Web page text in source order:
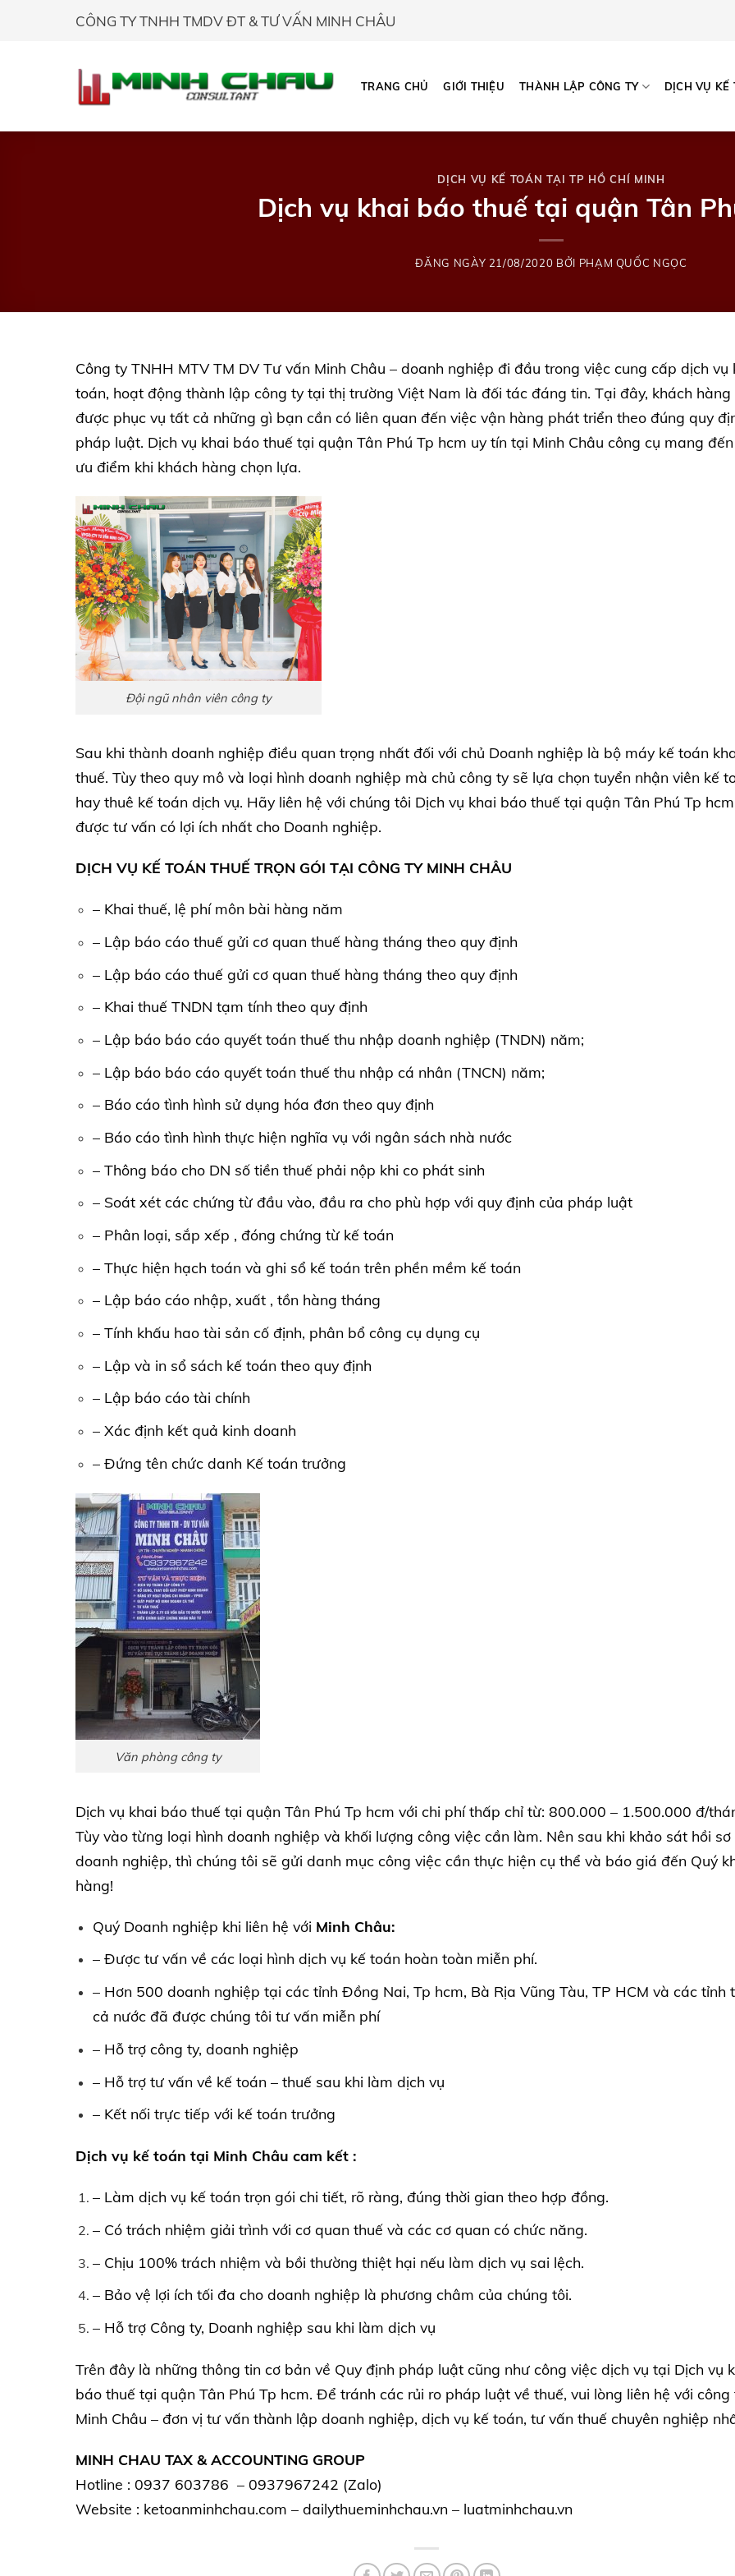
CÔNG TY TNHH TMDV ĐT & TƯ VẤN MINH CHÂU
TRANG CHỦ GIỚI THIỆU THÀNH LẬP CÔNG TY DỊCH VỤ KẾ
DỊCH VỤ KẾ TOÁN TẠI TP HỒ CHÍ MINH
Dịch vụ khai báo thuế tại quận Tân
ĐĂNG NGÀY 21/08/2020 BỞI PHẠM QUỐC NGỌC
Công ty TNHH MTV TM DV Tư vấn Minh Châu – doanh nghiệp đi đầu trong việc cung cấp dịch vụ
toán, hoạt động thành lập công ty tại thị trường Việt Nam là đối tác đáng tin. Tại đây, khách hàng
được phục vụ tất cả những gì bạn cần có liên quan đến việc vận hàng phát triển theo đúng quy
pháp luật. Dịch vụ khai báo thuế tại quận Tân Phú Tp hcm uy tín tại Minh Châu công cụ mang
ưu điểm khi khách hàng chọn lựa.
Đội ngũ nhân viên công ty
Sau khi thành doanh nghiệp điều quan trọng nhất đối với chủ Doanh nghiệp là bộ máy kế toán
thuế. Tùy theo quy mô và loại hình doanh nghiệp mà chủ công ty sẽ lựa chọn tuyển nhận viên kế
hay thuê kế toán dịch vụ. Hãy liên hệ với chúng tôi Dịch vụ khai báo thuế tại quận Tân Phú Tp
được tư vấn có lợi ích nhất cho Doanh nghiệp.
DỊCH VỤ KẾ TOÁN THUẾ TRỌN GÓI TẠI CÔNG TY MINH CHÂU
– Khai thuế, lệ phí môn bài hàng năm
– Lập báo cáo thuế gửi cơ quan thuế hàng tháng theo quy định
– Lập báo cáo thuế gửi cơ quan thuế hàng tháng theo quy định
– Khai thuế TNDN tạm tính theo quy định
– Lập báo báo cáo quyết toán thuế thu nhập doanh nghiệp (TNDN) năm;
– Lập báo báo cáo quyết toán thuế thu nhập cá nhân (TNCN) năm;
– Báo cáo tình hình sử dụng hóa đơn theo quy định
– Báo cáo tình hình thực hiện nghĩa vụ với ngân sách nhà nước
– Thông báo cho DN số tiền thuế phải nộp khi co phát sinh
– Soát xét các chứng từ đầu vào, đầu ra cho phù hợp với quy định của pháp luật
– Phân loại, sắp xếp , đóng chứng từ kế toán
– Thực hiện hạch toán và ghi sổ kế toán trên phền mềm kế toán
– Lập báo cáo nhập, xuất , tồn hàng tháng
– Tính khấu hao tài sản cố định, phân bổ công cụ dụng cụ
– Lập và in sổ sách kế toán theo quy định
– Lập báo cáo tài chính
– Xác định kết quả kinh doanh
– Đứng tên chức danh Kế toán trưởng
Văn phòng công ty
Dịch vụ khai báo thuế tại quận Tân Phú Tp hcm với chi phí thấp chỉ từ: 800.000 – 1.500.000 đ/
Tùy vào từng loại hình doanh nghiệp và khối lượng công việc cần làm. Nên sau khi khảo sát hồi sơ
doanh nghiệp, thì chúng tôi sẽ gửi danh mục công việc cần thực hiện cụ thể và báo giá đến Quý
hàng!
Quý Doanh nghiệp khi liên hệ với Minh Châu:
– Được tư vấn về các loại hình dịch vụ kế toán hoàn toàn miễn phí.
– Hơn 500 doanh nghiệp tại các tỉnh Đồng Nai, Tp hcm, Bà Rịa Vũng Tàu, TP HCM và các tỉnh
cả nước đã được chúng tôi tư vấn miễn phí
– Hỗ trợ công ty, doanh nghiệp
– Hỗ trợ tư vấn về kế toán – thuế sau khi làm dịch vụ
– Kết nối trực tiếp với kế toán trưởng
Dịch vụ kế toán tại Minh Châu cam kết :
– Làm dịch vụ kế toán trọn gói chi tiết, rõ ràng, đúng thời gian theo hợp đồng.
– Có trách nhiệm giải trình với cơ quan thuế và các cơ quan có chức năng.
– Chịu 100% trách nhiệm và bồi thường thiệt hại nếu làm dịch vụ sai lệch.
– Bảo vệ lợi ích tối đa cho doanh nghiệp là phương châm của chúng tôi.
– Hỗ trợ Công ty, Doanh nghiệp sau khi làm dịch vụ
Trên đây là những thông tin cơ bản về Quy định pháp luật cũng như công việc dịch vụ tại Dịch vụ
báo thuế tại quận Tân Phú Tp hcm. Để tránh các rủi ro pháp luật về thuế, vui lòng liên hệ với công
Minh Châu – đơn vị tư vấn thành lập doanh nghiệp, dịch vụ kế toán, tư vấn thuế chuyên nghiệp
MINH CHAU TAX & ACCOUNTING GROUP
Hotline : 0937 603786 – 0937967242 (Zalo)
Website : ketoanminhchau.com – dailythueminhchau.vn – luatminhchau.vn